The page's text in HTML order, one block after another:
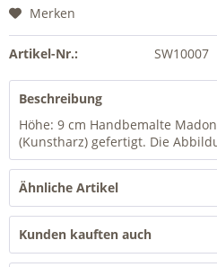
Merken
Artikel-Nr.: SW10007
Beschreibung
Höhe: 9 cm Handbemalte
(Kunstharz) gefertigt. Die
Ähnliche Artikel
Kunden kauften auch